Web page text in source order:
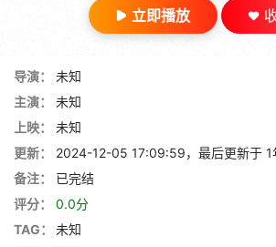
立即播放
导演：
未知
主演：
未知
上映：
未知
更新：
2024-12-05 17:09:59，最后更新于 1
备注：
已完结
评分：
0.0分
TAG：
未知